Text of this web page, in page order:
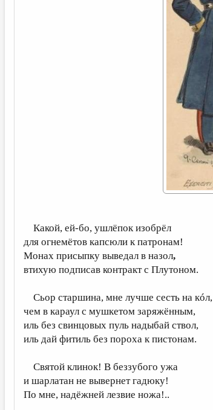
Какой, ей-бо, ушлёпок изобрёл
для огнемётов капсюли к патронам!
Монах присыпку выведал в назол,
втихую подписав контракт с Плутоном.
Сьор старшина, мне лучше сесть на кóл,
чем в караул с мушкетом заряжённым,
иль без свинцовых пуль надыбай ствол,
иль дай фитиль без пороха к пистонам.
Святой клинок! В беззубого ужа
и шарлатан не вывернет гадюку!
По мне, надёжней лезвие ножа!..